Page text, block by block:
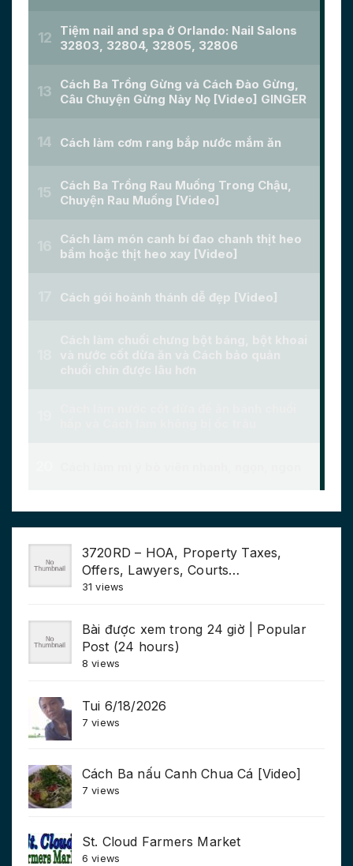
3720RD – HOA, Property Taxes,
Offers, Lawyers, Courts…
31 views
Bài được xem trong 24 giờ | Popular
Post (24 hours)
8 views
Tui 6/18/2026
7 views
Cách Ba nấu Canh Chua Cá [Video]
7 views
St. Cloud Farmers Market
6 views